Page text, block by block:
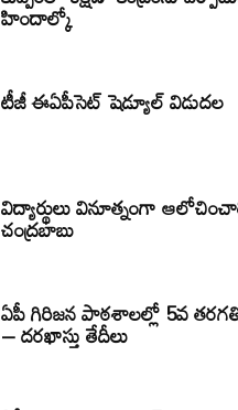
హిందాల్కో
టీజీ ఈఏపీసెట్‌ షెడ్యూల్‌ విడుదల
విద్యార్థులు వినూత్నంగా
చంద్రబాబు
ఏపీ గిరిజన పాఠశాలల్లో 5వ తరగతి
– దరఖాస్తు తేదీలు